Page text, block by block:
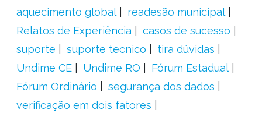
aquecimento global
readesão municipal
Relatos de Experiência
casos de sucesso
suporte
suporte tecnico
tira dúvidas
Undime CE
Undime RO
Fórum Estadual
Fórum Ordinário
segurança dos dados
verificação em dois fatores